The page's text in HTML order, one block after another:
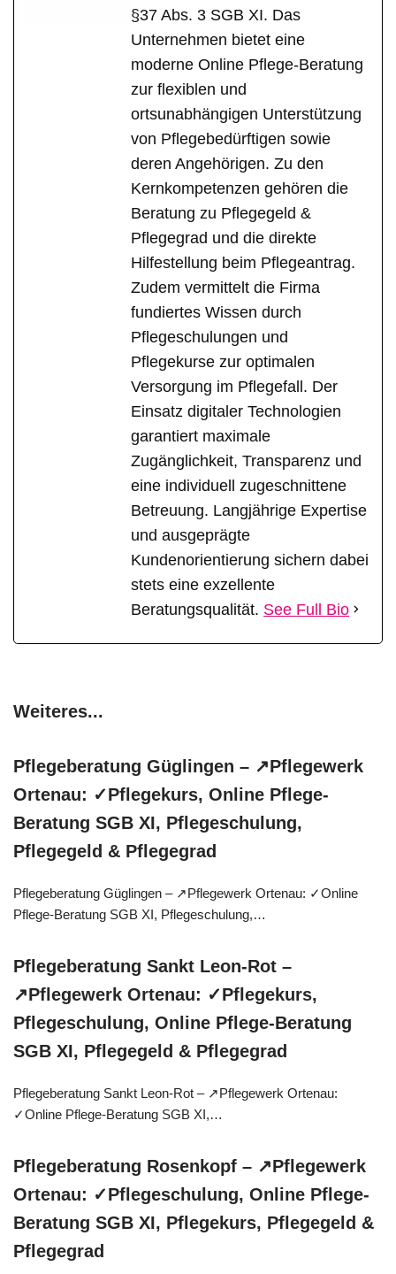
§37 Abs. 3 SGB XI. Das
Unternehmen bietet eine
moderne Online Pflege-Beratung
zur flexiblen und
ortsunabhängigen Unterstützung
von Pflegebedürftigen sowie
deren Angehörigen. Zu den
Kernkompetenzen gehören die
Beratung zu Pflegegeld &
Pflegegrad und die direkte
Hilfestellung beim Pflegeantrag.
Zudem vermittelt die Firma
fundiertes Wissen durch
Pflegeschulungen und
Pflegekurse zur optimalen
Versorgung im Pflegefall. Der
Einsatz digitaler Technologien
garantiert maximale
Zugänglichkeit, Transparenz und
eine individuell zugeschnittene
Betreuung. Langjährige Expertise
und ausgeprägte
Kundenorientierung sichern dabei
stets eine exzellente
Beratungsqualität. See Full Bio
Weiteres...
Pflegeberatung Güglingen – ↗️Pflegewerk
Ortenau: ✓Pflegekurs, Online Pflege-
Beratung SGB XI, Pflegeschulung,
Pflegegeld & Pflegegrad
Pflegeberatung Güglingen – ↗️Pflegewerk Ortenau: ✓Online
Pflege-Beratung SGB XI, Pflegeschulung,…
Pflegeberatung Sankt Leon-Rot –
↗️Pflegewerk Ortenau: ✓Pflegekurs,
Pflegeschulung, Online Pflege-Beratung
SGB XI, Pflegegeld & Pflegegrad
Pflegeberatung Sankt Leon-Rot – ↗️Pflegewerk Ortenau:
✓Online Pflege-Beratung SGB XI,…
Pflegeberatung Rosenkopf – ↗️Pflegewerk
Ortenau: ✓Pflegeschulung, Online Pflege-
Beratung SGB XI, Pflegekurs, Pflegegeld &
Pflegegrad